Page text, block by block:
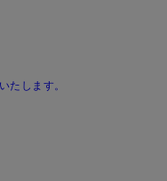
たします。